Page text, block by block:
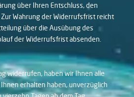
über Ihren Entschluss, den
Wahrung der Widerrufsfrist reicht
über die Ausübung des
der Widerrufsfrist absenden.
widerrufen, haben wir Ihnen alle
erhalten haben, unverzüglich